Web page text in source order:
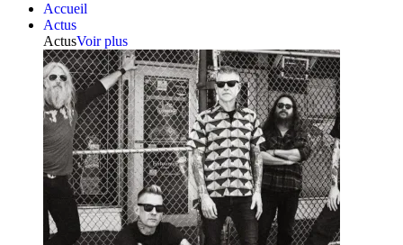
Accueil
Actus
ActusVoir plus